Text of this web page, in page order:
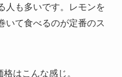
人も多いです。レモンを
いて食べるのが定番のス
はこんな感じ。